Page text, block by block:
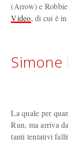
(Arrow) e
Video, di cui è
Simone
La quale per
Run, ma arriva
tanti tentativi